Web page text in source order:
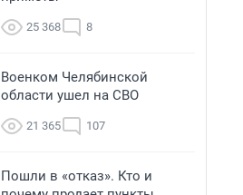
25 368 8
Военком Челябинской
области ушел на СВО
21 365 107
Пошли в «отказ». Кто и